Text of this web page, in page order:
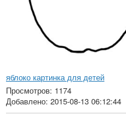
яблоко картинка для детей
Просмотров: 1174
Добавлено: 2015-08-13 06:12:44